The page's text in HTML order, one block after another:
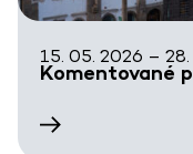
15. 05. 2026 –
Komentované